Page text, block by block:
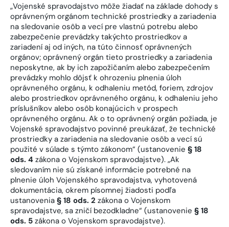
„Vojenské spravodajstvo môže žiadať na základe dohody s
oprávneným orgánom technické prostriedky a zariadenia
na sledovanie osôb a vecí pre vlastnú potrebu alebo
zabezpečenie prevádzky takýchto prostriedkov a
zariadení aj od iných, na túto činnosť oprávnených
orgánov; oprávnený orgán tieto prostriedky a zariadenia
neposkytne, ak by ich zapožičaním alebo zabezpečením
prevádzky mohlo dôjsť k ohrozeniu plnenia úloh
oprávneného orgánu, k odhaleniu metód, foriem, zdrojov
alebo prostriedkov oprávneného orgánu, k odhaleniu jeho
príslušníkov alebo osôb konajúcich v prospech
oprávneného orgánu. Ak o to oprávnený orgán požiada, je
Vojenské spravodajstvo povinné preukázať, že technické
prostriedky a zariadenia na sledovanie osôb a vecí sú
použité v súlade s týmto zákonom“ (ustanovenie § 18
ods. 4 zákona o Vojenskom spravodajstve). „Ak
sledovaním nie sú získané informácie potrebné na
plnenie úloh Vojenského spravodajstva, vyhotovená
dokumentácia, okrem písomnej žiadosti podľa
ustanovenia § 18 ods. 2 zákona o Vojenskom
spravodajstve, sa zničí bezodkladne“ (ustanovenie § 18
ods. 5 zákona o Vojenskom spravodajstve).